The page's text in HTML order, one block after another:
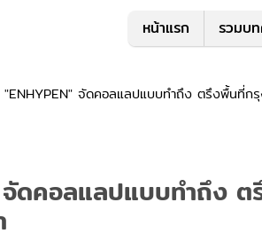
หน้าแรก รวมบ
"ENHYPEN" จัดคอลแลปแบบทำถึง ตรึงพื้นที่ก
จัดคอลแลปแบบทำถึง